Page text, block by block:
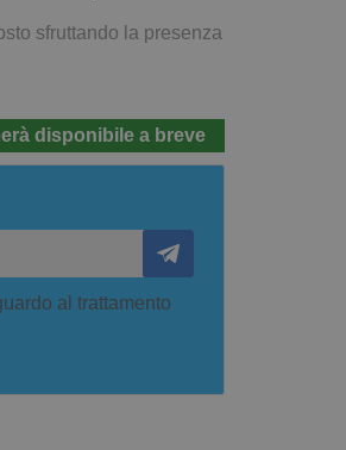
sfruttando la presenza
disponibile a breve
al trattamento